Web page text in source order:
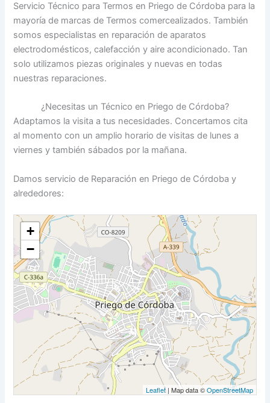
Servicio Técnico para Termos en Priego de Córdoba para la
mayoría de marcas de Termos comercealizados. También
somos especialistas en reparación de aparatos
electrodomésticos, calefacción y aire acondicionado. Tan
solo utilizamos piezas originales y nuevas en todas
nuestras reparaciones.
¿Necesitas un Técnico en Priego de Córdoba?
Adaptamos la visita a tus necesidades. Concertamos cita
al momento con un amplio horario de visitas de lunes a
viernes y también sábados por la mañana.
Damos servicio de Reparación en Priego de Córdoba y
alrededores:
+
−
Leaflet| Map data ©OpenStreetMap